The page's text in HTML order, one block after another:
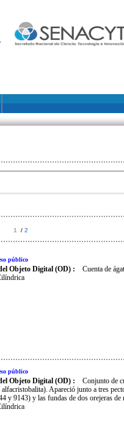
1 / 2
público
Objeto Digital (OD) :
Cuenta de
público
Objeto Digital (OD) :
Conjunto de
Apareció junto a tres
y 9143) y las fundas de dos orejeras